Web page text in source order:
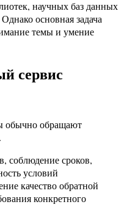
научных баз данных
основная задача
темы и умение
сервис
обычно обращают
соблюдение сроков,
условий
качество обратной
конкретного